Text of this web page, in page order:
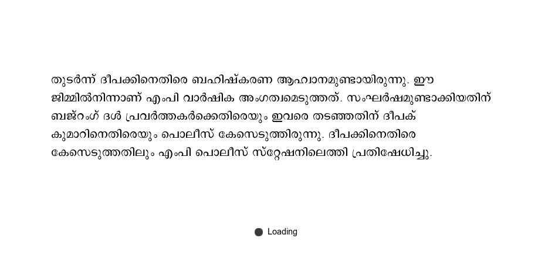
തുടര്‍ന്ന് ദീപക്കിനെതിരെ ബഹിഷ്കരണ ആഹ്വാനമുണ്ടായിരുന്നു. ഈ
ജിമ്മില്‍നിന്നാണ് എംപി വാര്‍ഷിക അംഗത്വമെടുത്തത്. സംഘര്‍ഷമുണ്ടാക്കിയതിന്
ബജ്റംഗ് ദള്‍ പ്രവര്‍ത്തകര്‍ക്കെതിരെയും ഇവരെ തടഞ്ഞതിന് ദീപക്
കുമാറിനെതിരെയും പൊലീസ് കേസെടുത്തിരുന്നു. ദീപക്കിനെതിരെ
കേസെടുത്തതിലും എംപി പൊലീസ് സ്റ്റേഷനിലെത്തി പ്രതിഷേധിച്ചു.